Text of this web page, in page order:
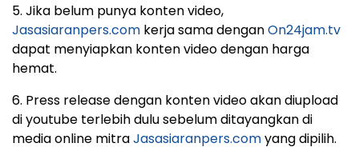
5. Jika belum punya konten video,
Jasasiaranpers.com kerja sama denganOn24jam.tv
dapat menyiapkan konten video dengan harga
hemat.
6. Press release dengan konten video akan diupload
di youtube terlebih dulu sebelum ditayangkan di
media online mitraJasasiaranpers.comyang dipilih.